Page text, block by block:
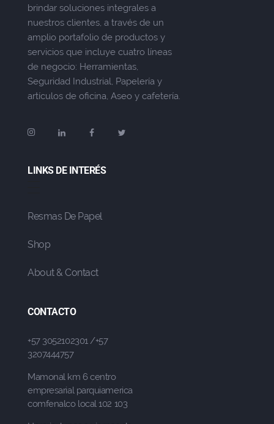
brindar soluciones integrales a
nuestros clientes, a través de un
amplio portafolio de productos y
servicios que incluye cuatro líneas
de negocio: Herramientas,
Seguridad Industrial, Papelería y
artículos de oficina, Aseo y cafetería.
LINKS DE INTERÉS
Resmas De Papel
Shop
About & Contact
CONTACTO
+57 3052102301 /+57
3207444757
Mamonal km 6 centro
empresarial parquiamerica
comfenalco local 102 103